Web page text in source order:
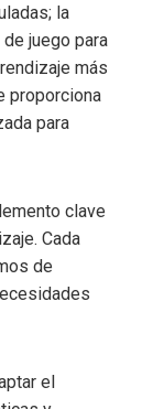
la
juego para
más
proporciona
para
clave
Cada
de
el